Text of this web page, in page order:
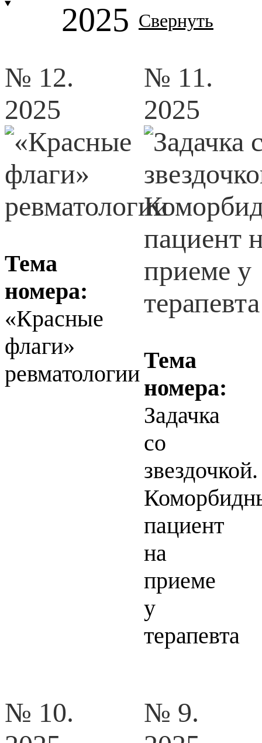
2025 Свернуть
№ 12.
2025
Тема
номера:
«Красные
флаги»
ревматологии
№ 11.
2025
Тема
номера:
Задачка
со
звездочкой.
пациент
на
приеме
у
терапевта
№ 10.
№ 9.